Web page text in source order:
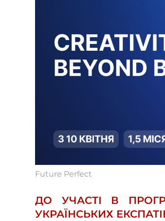
Future Perfect
ДО УЧАСТІ В
УКРАЇНСЬКИХ